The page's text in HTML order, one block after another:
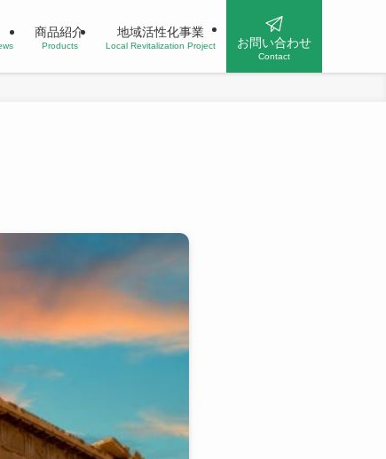
商品紹介
Products
地域活性化事業
Local Revitalization Project お問い合わせ
Contact